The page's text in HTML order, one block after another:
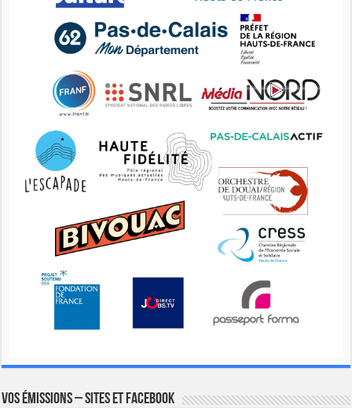
Vos émissions – Sites et Facebook